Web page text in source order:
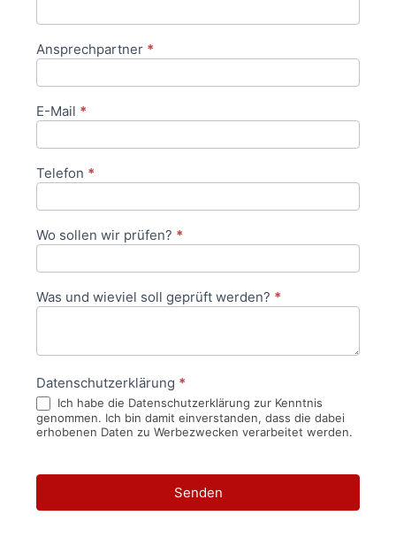
Ansprechpartner *
E-Mail *
Telefon *
Wo sollen wir prüfen? *
Was und wieviel soll geprüft werden? *
Datenschutzerklärung *
Ich habe die Datenschutzerklärung zur Kenntnis
genommen. Ich bin damit einverstanden, dass die dabei
erhobenen Daten zu Werbezwecken verarbeitet werden.
Senden